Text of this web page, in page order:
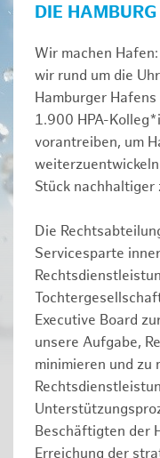
DIE
Wir machen
wir rund um die
Hamburger
1.900 HPA-
vorantreiben, um
Stück nachhaltiger
Die
Servicesparte
Executive Board
unsere Aufgabe,
minimieren und zu
Beschäftigten der
Erreichung der